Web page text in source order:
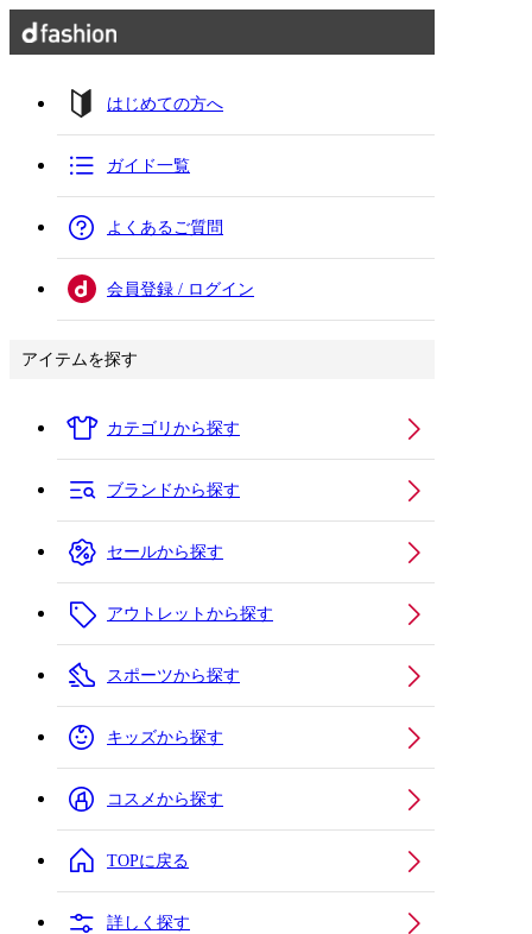
はじめての方へ
ガイド一覧
よくあるご質問
会員登録 / ログイン
アイテムを探す
カテゴリから探す
ブランドから探す
セールから探す
アウトレットから探す
スポーツから探す
キッズから探す
コスメから探す
TOPに戻る
詳しく探す